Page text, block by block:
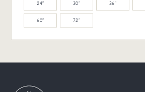
24″ 30″ 36″
60″ 72″